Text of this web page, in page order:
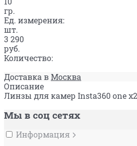
гр.
Ед. измерения:
шт.
3 290
руб.
Количество:
Доставка вМосква
Описание
Линзы для камер Insta360 one
Мы в соц сетях
Информация